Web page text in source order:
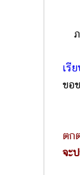
เรี
ขอ
ตก
จะ